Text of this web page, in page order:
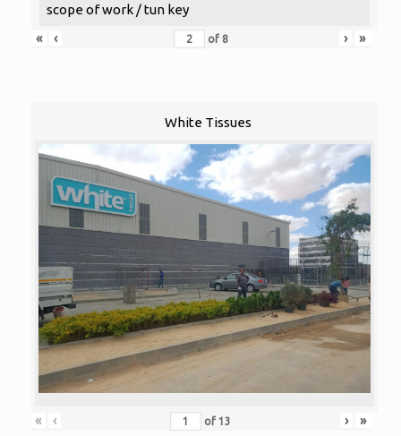
scope of work / tun key
«
‹ of 8 › »
White Tissues
« ‹ of 13 › »